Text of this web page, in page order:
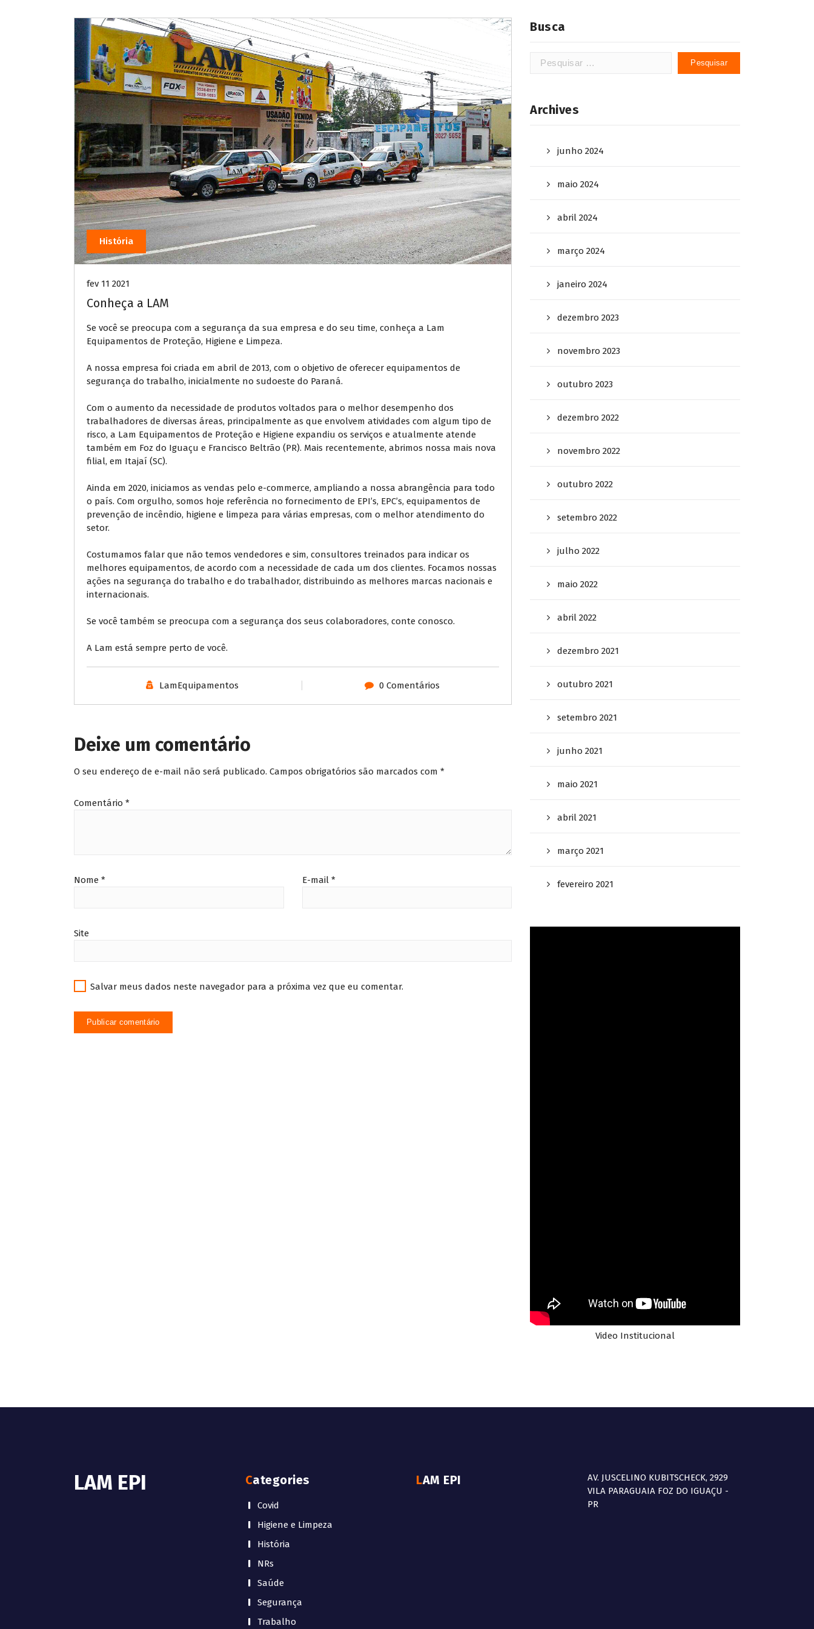
História
fev 11 2021
Conheça a LAM
Se você se preocupa com a segurança da sua empresa e do seu time, conheça a Lam
Equipamentos de Proteção, Higiene e Limpeza.
A nossa empresa foi criada em abril de 2013, com o objetivo de oferecer equipamentos de
segurança do trabalho, inicialmente no sudoeste do Paraná.
Com o aumento da necessidade de produtos voltados para o melhor desempenho dos
trabalhadores de diversas áreas, principalmente as que envolvem atividades com algum tipo de
risco, a Lam Equipamentos de Proteção e Higiene expandiu os serviços e atualmente atende
também em Foz do Iguaçu e Francisco Beltrão (PR). Mais recentemente, abrimos nossa mais nova
filial, em Itajaí (SC).
Ainda em 2020, iniciamos as vendas pelo e-commerce, ampliando a nossa abrangência para todo
o país. Com orgulho, somos hoje referência no fornecimento de EPI’s, EPC’s, equipamentos de
prevenção de incêndio, higiene e limpeza para várias empresas, com o melhor atendimento do
setor.
Costumamos falar que não temos vendedores e sim, consultores treinados para indicar os
melhores equipamentos, de acordo com a necessidade de cada um dos clientes. Focamos nossas
ações na segurança do trabalho e do trabalhador, distribuindo as melhores marcas nacionais e
internacionais.
Se você também se preocupa com a segurança dos seus colaboradores, conte conosco.
A Lam está sempre perto de você.
LamEquipamentos 0 Comentários
Deixe um comentário
O seu endereço de e-mail não será publicado. Campos obrigatórios são marcados com *
Comentário *
Nome * E-mail *
Site
Salvar meus dados neste navegador para a próxima vez que eu comentar.
Busca
Pesquisar
Archives
junho 2024
maio 2024
abril 2024
março 2024
janeiro 2024
dezembro 2023
novembro 2023
outubro 2023
dezembro 2022
novembro 2022
outubro 2022
setembro 2022
julho 2022
maio 2022
abril 2022
dezembro 2021
outubro 2021
setembro 2021
junho 2021
maio 2021
abril 2021
março 2021
fevereiro 2021
Video Institucional
LAM EPI Categories
Covid
Higiene e Limpeza
História
NRs
Saúde
Segurança
Trabalho
LAM EPI
AV. JUSCELINO KUBITSCHECK, 2929
VILA PARAGUAIA FOZ DO IGUAÇU -
PR